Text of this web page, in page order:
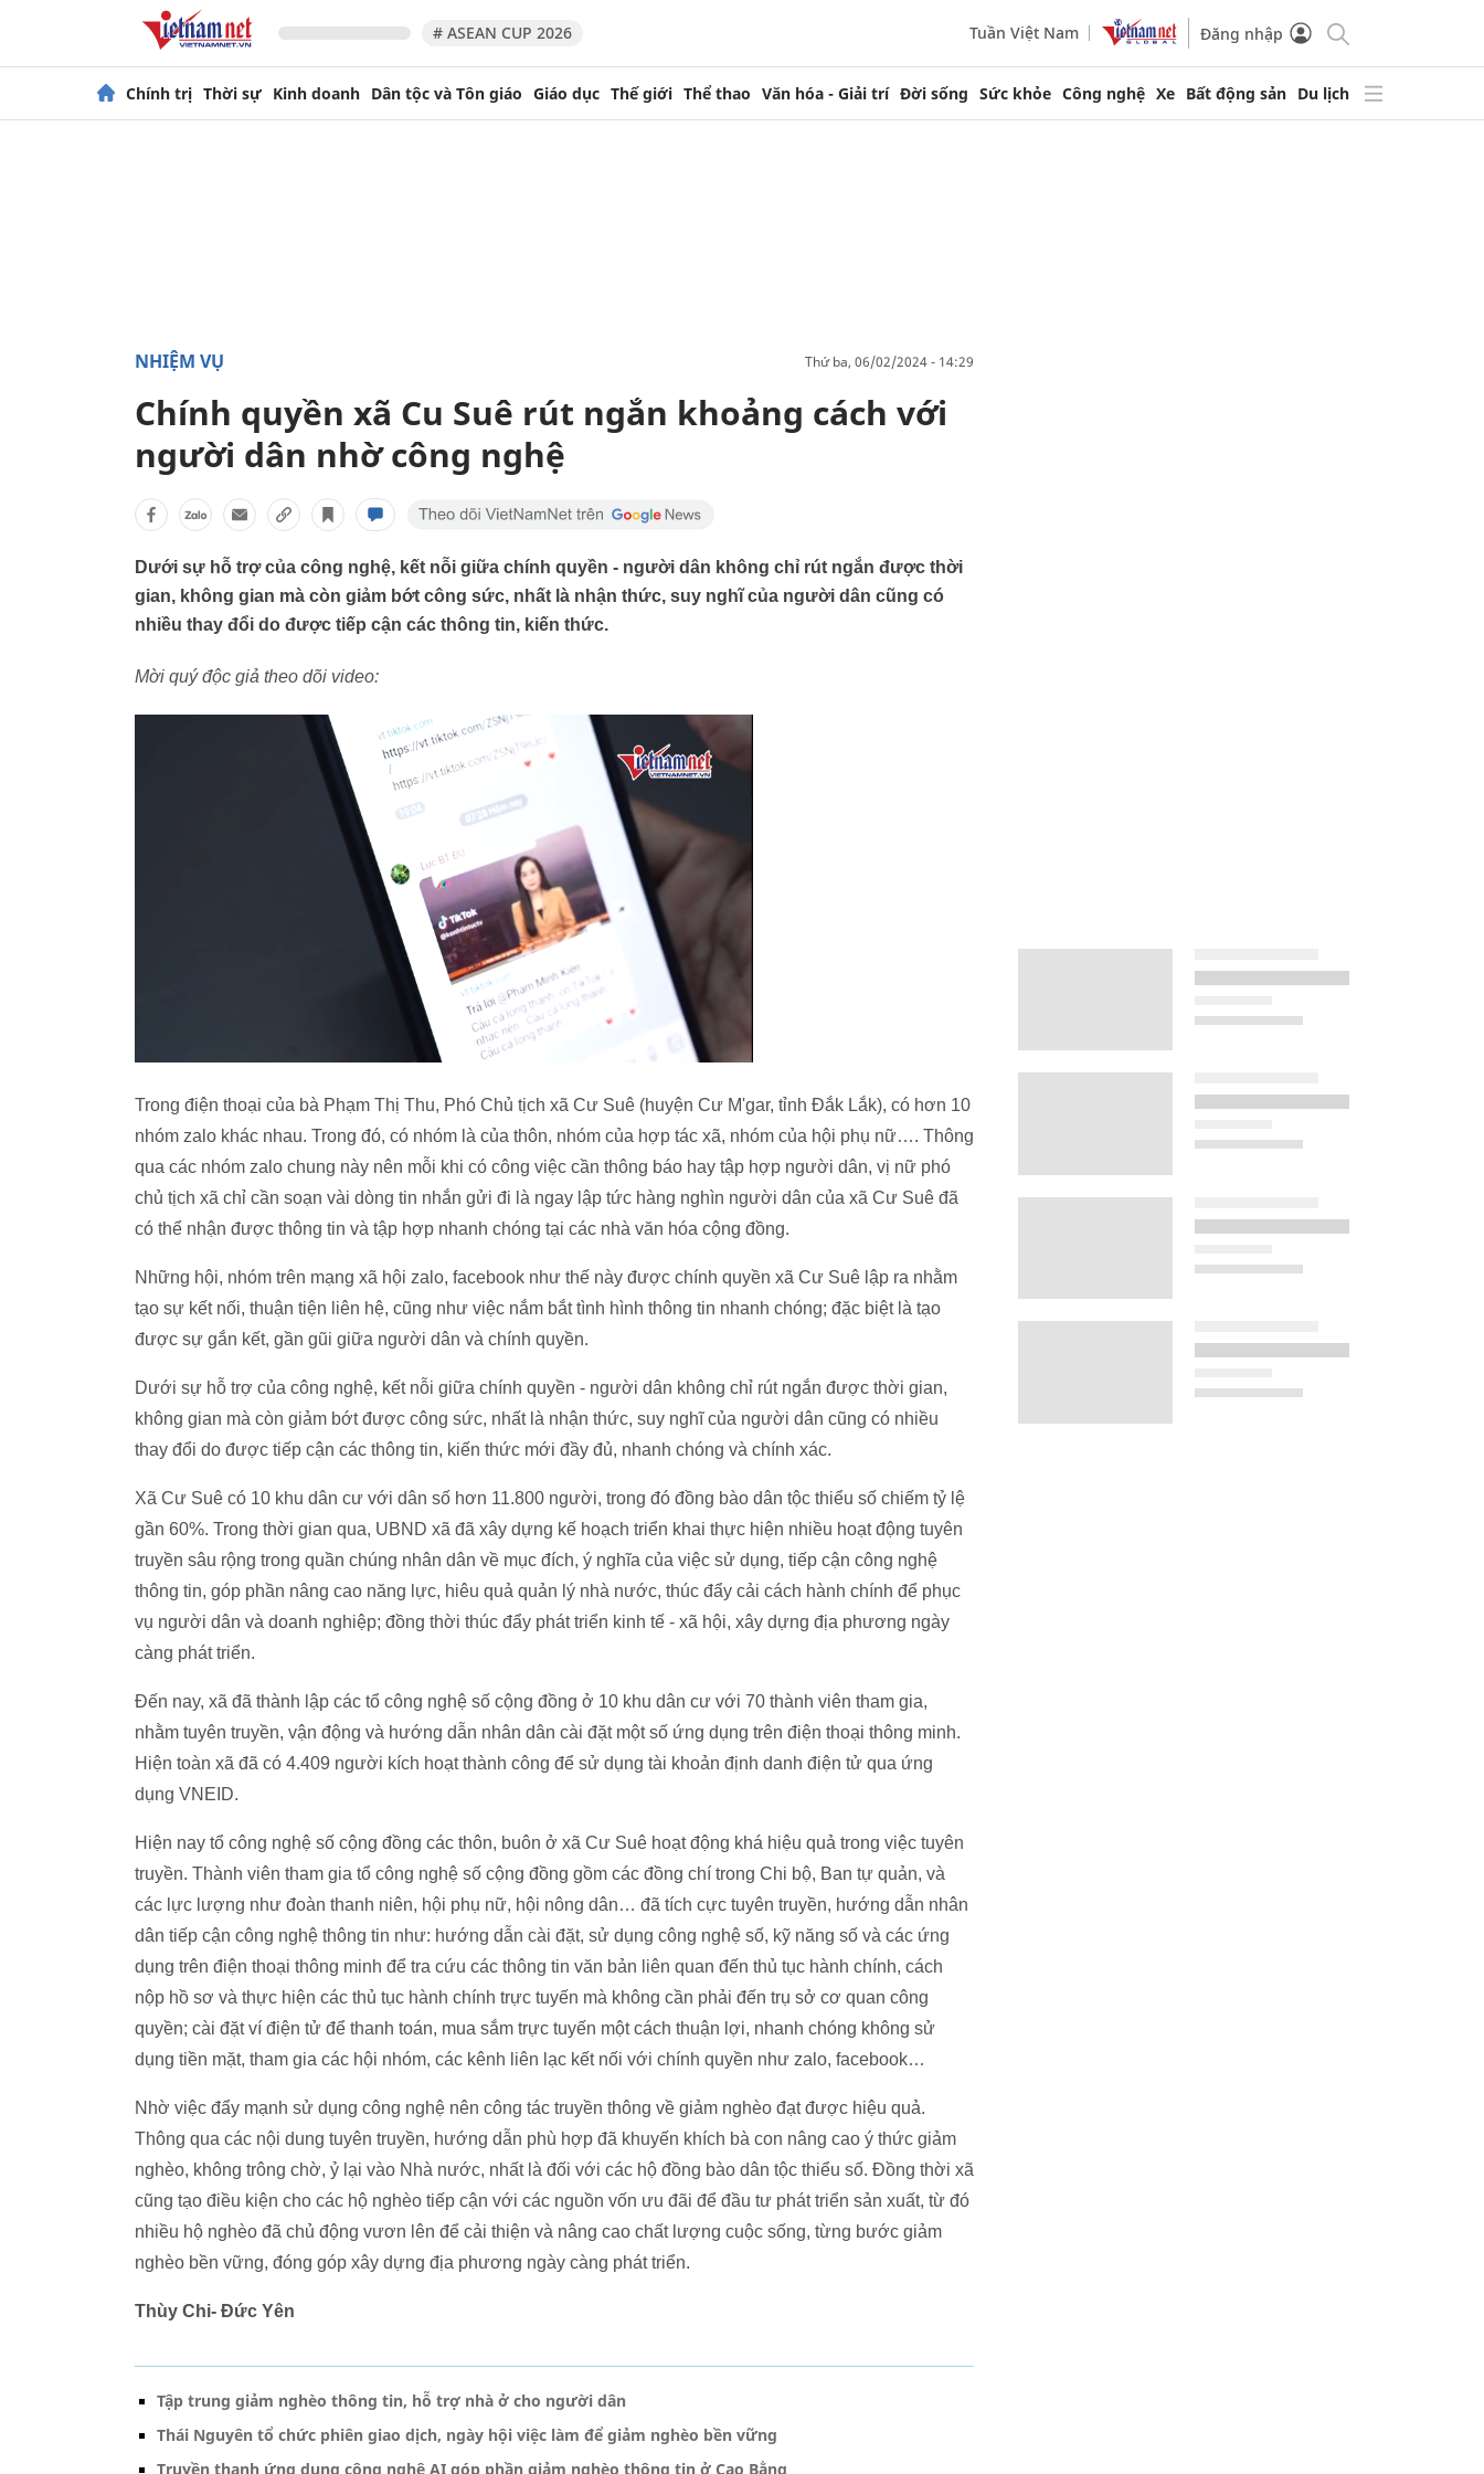
# ASEAN CUP 2026 Tuần Việt Nam Đăng nhập
Chính trị Thời sự Kinh doanh Dân tộc và Tôn giáo Giáo dục Thế giới Thể thao Văn hóa - Giải trí Đời sống Sức khỏe Công nghệ Xe Bất động sản Du lịch
NHIỆM VỤ thứ ba, 06/02/2024 - 14:29
Chính quyền xã Cu Suê rút ngắn khoảng cách với
người dân nhờ công nghệ
Dưới sự hỗ trợ của công nghệ, kết nỗi giữa chính quyền - người dân không chỉ rút ngắn được thời
gian, không gian mà còn giảm bớt công sức, nhất là nhận thức, suy nghĩ của người dân cũng có
nhiều thay đổi do được tiếp cận các thông tin, kiến thức.
Mời quý độc giả theo dõi video:
Trong điện thoại của bà Phạm Thị Thu, Phó Chủ tịch xã Cư Suê (huyện Cư M'gar, tỉnh Đắk Lắk), có hơn 10
nhóm zalo khác nhau. Trong đó, có nhóm là của thôn, nhóm của hợp tác xã, nhóm của hội phụ nữ…. Thông
qua các nhóm zalo chung này nên mỗi khi có công việc cần thông báo hay tập hợp người dân, vị nữ phó
chủ tịch xã chỉ cần soạn vài dòng tin nhắn gửi đi là ngay lập tức hàng nghìn người dân của xã Cư Suê đã
có thể nhận được thông tin và tập hợp nhanh chóng tại các nhà văn hóa cộng đồng.
Những hội, nhóm trên mạng xã hội zalo, facebook như thế này được chính quyền xã Cư Suê lập ra nhằm
tạo sự kết nối, thuận tiện liên hệ, cũng như việc nắm bắt tình hình thông tin nhanh chóng; đặc biệt là tạo
được sự gắn kết, gần gũi giữa người dân và chính quyền.
Dưới sự hỗ trợ của công nghệ, kết nỗi giữa chính quyền - người dân không chỉ rút ngắn được thời gian,
không gian mà còn giảm bớt được công sức, nhất là nhận thức, suy nghĩ của người dân cũng có nhiều
thay đổi do được tiếp cận các thông tin, kiến thức mới đầy đủ, nhanh chóng và chính xác.
Xã Cư Suê có 10 khu dân cư với dân số hơn 11.800 người, trong đó đồng bào dân tộc thiểu số chiếm tỷ lệ
gần 60%. Trong thời gian qua, UBND xã đã xây dựng kế hoạch triển khai thực hiện nhiều hoạt động tuyên
truyền sâu rộng trong quần chúng nhân dân về mục đích, ý nghĩa của việc sử dụng, tiếp cận công nghệ
thông tin, góp phần nâng cao năng lực, hiêu quả quản lý nhà nước, thúc đẩy cải cách hành chính để phục
vụ người dân và doanh nghiệp; đồng thời thúc đẩy phát triển kinh tế - xã hội, xây dựng địa phương ngày
càng phát triển.
Đến nay, xã đã thành lập các tổ công nghệ số cộng đồng ở 10 khu dân cư với 70 thành viên tham gia,
nhằm tuyên truyền, vận động và hướng dẫn nhân dân cài đặt một số ứng dụng trên điện thoại thông minh.
Hiện toàn xã đã có 4.409 người kích hoạt thành công để sử dụng tài khoản định danh điện tử qua ứng
dụng VNEID.
Hiện nay tổ công nghệ số cộng đồng các thôn, buôn ở xã Cư Suê hoạt động khá hiệu quả trong việc tuyên
truyền. Thành viên tham gia tổ công nghệ số cộng đồng gồm các đồng chí trong Chi bộ, Ban tự quản, và
các lực lượng như đoàn thanh niên, hội phụ nữ, hội nông dân… đã tích cực tuyên truyền, hướng dẫn nhân
dân tiếp cận công nghệ thông tin như: hướng dẫn cài đặt, sử dụng công nghệ số, kỹ năng số và các ứng
dụng trên điện thoại thông minh để tra cứu các thông tin văn bản liên quan đến thủ tục hành chính, cách
nộp hồ sơ và thực hiện các thủ tục hành chính trực tuyến mà không cần phải đến trụ sở cơ quan công
quyền; cài đặt ví điện tử để thanh toán, mua sắm trực tuyến một cách thuận lợi, nhanh chóng không sử
dụng tiền mặt, tham gia các hội nhóm, các kênh liên lạc kết nối với chính quyền như zalo, facebook…
Nhờ việc đẩy mạnh sử dụng công nghệ nên công tác truyền thông về giảm nghèo đạt được hiệu quả.
Thông qua các nội dung tuyên truyền, hướng dẫn phù hợp đã khuyến khích bà con nâng cao ý thức giảm
nghèo, không trông chờ, ỷ lại vào Nhà nước, nhất là đối với các hộ đồng bào dân tộc thiểu số. Đồng thời xã
cũng tạo điều kiện cho các hộ nghèo tiếp cận với các nguồn vốn ưu đãi để đầu tư phát triển sản xuất, từ đó
nhiều hộ nghèo đã chủ động vươn lên để cải thiện và nâng cao chất lượng cuộc sống, từng bước giảm
nghèo bền vững, đóng góp xây dựng địa phương ngày càng phát triển.
Thùy Chi- Đức Yên
Tập trung giảm nghèo thông tin, hỗ trợ nhà ở cho người dân
Thái Nguyên tổ chức phiên giao dịch, ngày hội việc làm để giảm nghèo bền vững
Truyền thanh ứng dụng công nghệ AI góp phần giảm nghèo thông tin ở Cao Bằng